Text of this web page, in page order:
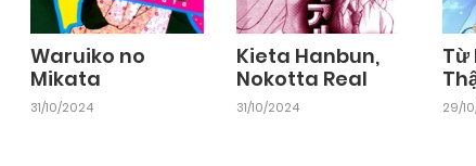
Waruiko no
Mikata
31/10/2024
Kieta Hanbun,
Nokotta Real
31/10/2024
Từ
29/